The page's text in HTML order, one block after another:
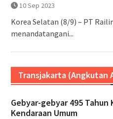
10 Sep 2023
Korea Selatan (8/9) – PT
menandatangani...
Transjakarta
Gebyar-gebyar 495 Tahun
Kendaraan Umum